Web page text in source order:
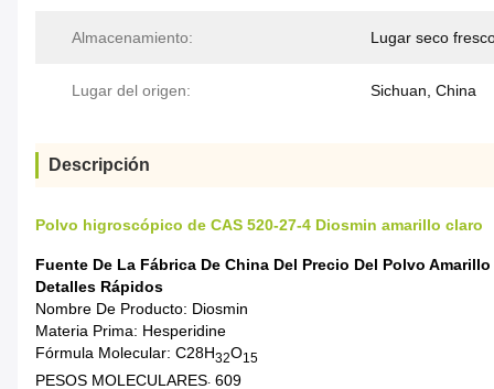
Almacenamiento: Lugar seco
Lugar del origen: Sichuan, China
Descripción
Polvo higroscópico de CAS 520-27-4 Diosmin amarillo claro
Fuente De La Fábrica De China Del Precio Del Polvo
Detalles Rápidos
Nombre De Producto: Diosmin
Materia Prima: Hesperidine
Fórmula Molecular: C28H32O15
PESOS MOLECULARES: 609